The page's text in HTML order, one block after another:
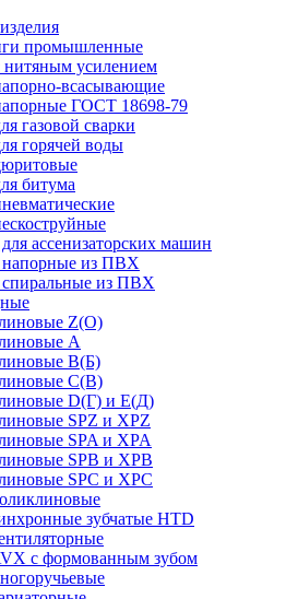
промышленные
нитяным усилением
всасывающие
ГОСТ 18698-79
газовой сварки
горячей воды
битума
ассенизаторских машин
из ПВХ
из ПВХ
Z(О)
А
В(Б)
С(В)
D(Г) и Е(Д)
SPZ и XPZ
SPA и XPA
SPB и XPB
SPC и XPC
зубчатые HTD
с формованным зубом